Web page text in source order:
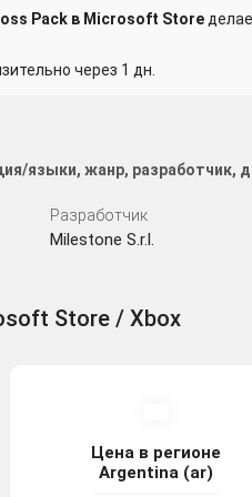
Pack в Microsoft Store
через 1 дн.
языки, жанр, разработчик,
Разработчик
Milestone S.r.l.
Store / Xbox
Цена в регионе
Argentina (ar)